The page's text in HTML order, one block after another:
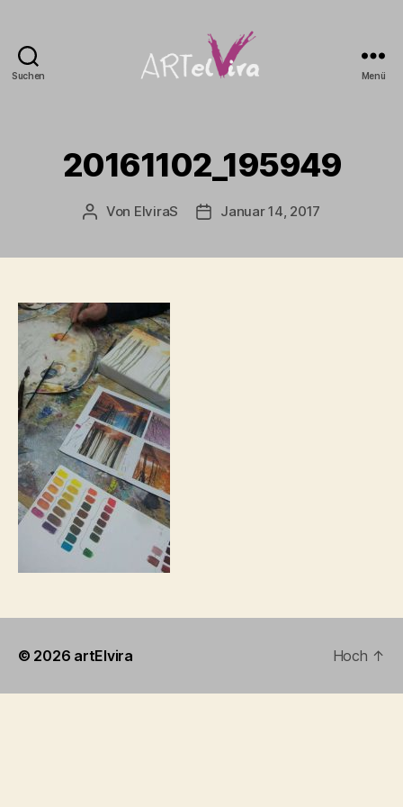
Suchen Menü
20161102_195949
Beitragsautor
Von ElviraS Beitragsdatum
Januar 14, 2017
© 2026 artElvira Hoch ↑